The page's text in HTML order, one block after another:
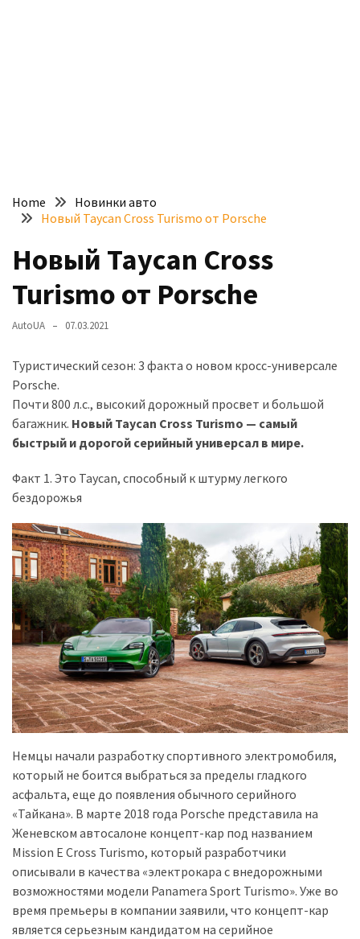
шукати
інтернеті
“як
злити
бензин”
представила
найсучасніші
вантажівки
для
військових
Нова
Honda
гібридний
камбек
MOST
USED
CATEGORIES
Новинки
авто
(6 037)
Історії
(3 678)
Тюнинг
спорт
(733)
Події
(521)
Home
Новинки авто
Новый Taycan Cross Turismo от Porsche
Новый Taycan Cross
Turismo от Porsche
AutoUA 07.03.2021
Туристический сезон: 3 факта о новом кросс-универсале
Porsche.
Почти 800 л.с., высокий дорожный просвет и большой
багажник. Новый Taycan Cross Turismo — самый
быстрый и дорогой серийный универсал в мире.
Факт 1. Это Taycan, способный к штурму легкого
бездорожья
Немцы начали разработку спортивного электромобиля,
который не боится выбраться за пределы гладкого
асфальта, еще до появления обычного серийного
«Тайкана». В марте 2018 года Porsche представила на
Женевском автосалоне концепт-кар под названием
Mission E Cross Turismo, который разработчики
описывали в качества «электрокара с внедорожными
возможностями модели Panamera Sport Turismo». Уже во
время премьеры в компании заявили, что концепт-кар
является серьезным кандидатом на серийное